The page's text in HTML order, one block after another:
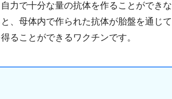
力で十分な量の抗体を作ることができ
、母体内で作られた抗体が胎盤を通じ
ることができるワクチンです。